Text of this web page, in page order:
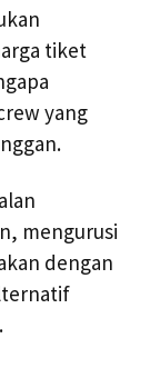
tiket
yang
mengurusi
dengan